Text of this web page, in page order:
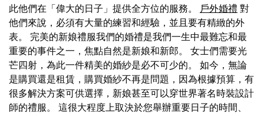
此他們在「偉大的日子」提供全方位的服務。
戶外婚禮 對
他們來說，必須有大量的練習和經驗，並且要有精緻的外
表。 完美的新娘禮服我們的婚禮是我們一生中最難忘和最
重要的事件之一，焦點自然是新娘和新郎。 女士們需要光
芒四射，為此一件精美的婚紗是必不可少的。 如今，無論
是購買還是租賃，購買婚紗不再是問題，因為根據預算，有
很多解決方案可供選擇，新娘甚至可以穿世界著名時裝設計
師的禮服。 這很大程度上取決於您舉辦重要日子的時間、